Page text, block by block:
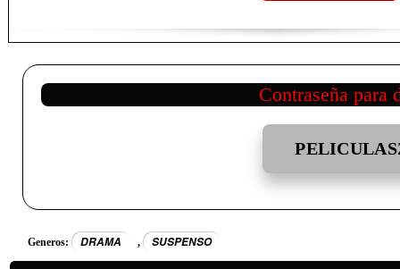
Contraseña para
Generos: DRAMA , SUSPENSO